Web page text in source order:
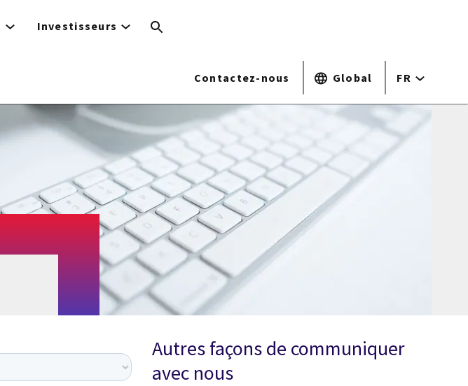
Investisseurs
Contactez-nous Global FR
Autres façons de communiquer
avec nous